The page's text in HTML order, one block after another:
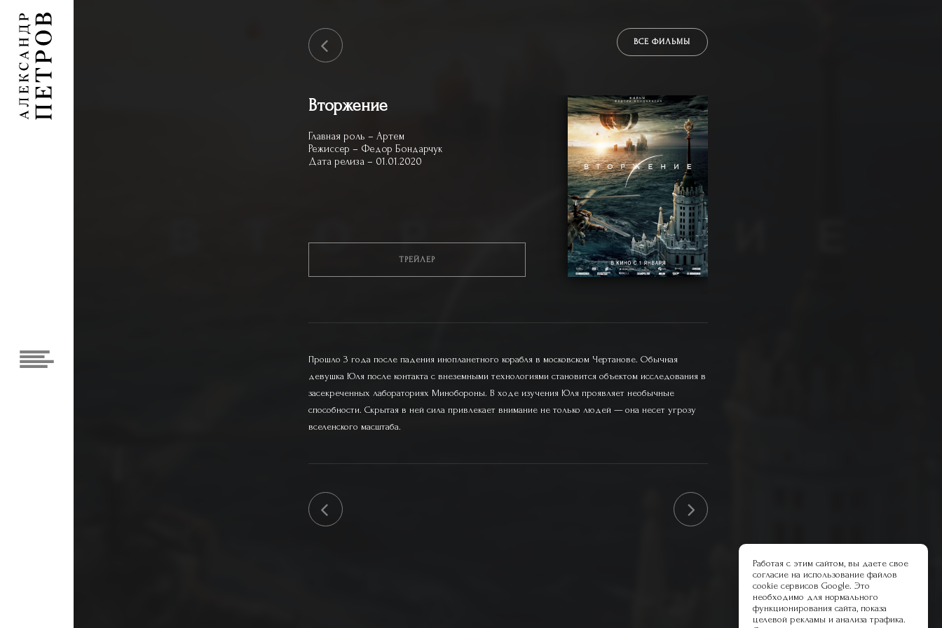
ВСЕ ФИЛЬМЫ
Вторжение
Главная роль – Артем
Режиссер – Федор Бондарчук
Дата релиза – 01.01.2020
ТРЕЙЛЕР
Прошло 3 года после падения инопланетного корабля в московском Чертанове. Обычная
девушка Юля после контакта с внеземными технологиями становится объектом исследования в
засекреченных лабораториях Минобороны. В ходе изучения Юля проявляет необычные
способности. Скрытая в ней сила привлекает внимание не только людей — она несет угрозу
вселенского масштаба.
Работая с этим сайтом, вы даете свое
согласие на использование файлов
cookie сервисов Google. Это
необходимо для нормального
функционирования сайта, показа
целевой рекламы и анализа трафика.